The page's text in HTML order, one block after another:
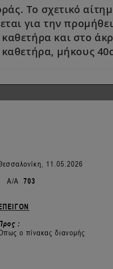
Το σχετικό
για την
και στο
μήκους